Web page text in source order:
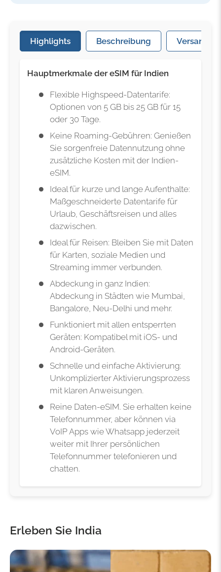
Highlights Beschreibung Versand &
Hauptmerkmale der eSIM für Indien
Flexible Highspeed-Datentarife:
Optionen von 5 GB bis 25 GB für 15
oder 30 Tage.
Keine Roaming-Gebühren: Genießen
Sie sorgenfreie Datennutzung ohne
zusätzliche Kosten mit der Indien-
eSIM.
Ideal für kurze und lange Aufenthalte:
Maßgeschneiderte Datentarife für
Urlaub, Geschäftsreisen und alles
dazwischen.
Ideal für Reisen: Bleiben Sie mit Daten
für Karten, soziale Medien und
Streaming immer verbunden.
Abdeckung in ganz Indien:
Abdeckung in Städten wie Mumbai,
Bangalore, Neu-Delhi und mehr.
Funktioniert mit allen entsperrten
Geräten: Kompatibel mit iOS- und
Android-Geräten.
Schnelle und einfache Aktivierung:
Unkomplizierter Aktivierungsprozess
mit klaren Anweisungen.
Reine Daten-eSIM. Sie erhalten keine
Telefonnummer, aber können via
VoIP Apps wie Whatsapp jederzeit
weiter mit Ihrer persönlichen
Telefonnummer telefonieren und
chatten.
Erleben Sie India